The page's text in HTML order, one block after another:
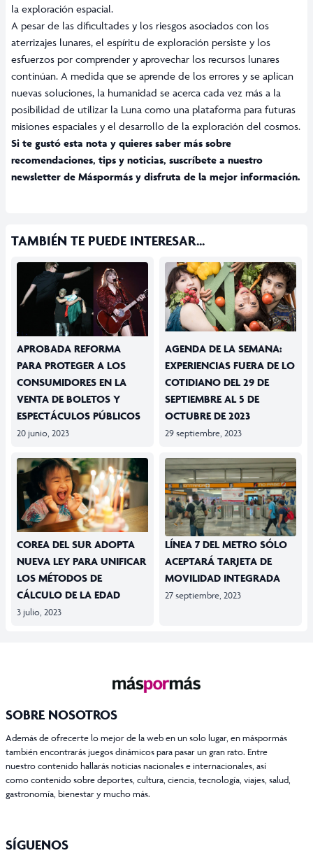
la exploración espacial.
A pesar de las dificultades y los riesgos asociados con los
aterrizajes lunares, el espíritu de exploración persiste y los
esfuerzos por comprender y aprovechar los recursos lunares
continúan. A medida que se aprende de los errores y se aplican
nuevas soluciones, la humanidad se acerca cada vez más a la
posibilidad de utilizar la Luna como una plataforma para futuras
misiones espaciales y el desarrollo de la exploración del cosmos.
Si te gustó esta nota y quieres saber más sobre
recomendaciones, tips y noticias, suscríbete a nuestro
newsletter de Máspormás y disfruta de la mejor información.
TAMBIÉN TE PUEDE INTERESAR...
APROBADA REFORMA
PARA PROTEGER A LOS
CONSUMIDORES EN LA
VENTA DE BOLETOS Y
ESPECTÁCULOS PÚBLICOS
20 junio, 2023
AGENDA DE LA SEMANA:
EXPERIENCIAS FUERA DE LO
COTIDIANO DEL 29 DE
SEPTIEMBRE AL 5 DE
OCTUBRE DE 2023
29 septiembre, 2023
COREA DEL SUR ADOPTA
NUEVA LEY PARA UNIFICAR
LOS MÉTODOS DE
CÁLCULO DE LA EDAD
3 julio, 2023
LÍNEA 7 DEL METRO SÓLO
ACEPTARÁ TARJETA DE
MOVILIDAD INTEGRADA
27 septiembre, 2023
SOBRE NOSOTROS
Además de ofrecerte lo mejor de la web en un solo lugar, en máspormás
también encontrarás juegos dinámicos para pasar un gran rato. Entre
nuestro contenido hallarás noticias nacionales e internacionales, así
como contenido sobre deportes, cultura, ciencia, tecnología, viajes, salud,
gastronomía, bienestar y mucho más.
SÍGUENOS